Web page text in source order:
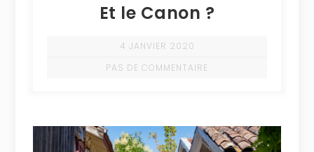
Et le Canon ?
4 JANVIER 2020
PAS DE COMMENTAIRE